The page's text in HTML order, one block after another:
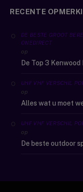
RECENTE
DE BESTE GROOT
ONEDIRECT
op
De Top 3
UHF VHF VERSCHIL
op
Alles wat u moet
UHF VHF VERSCHIL
op
De beste outdoor